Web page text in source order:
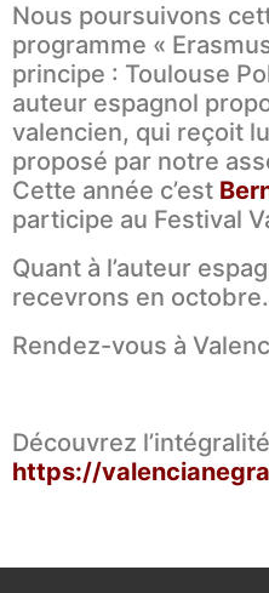
Nous poursuivons
programme «
principe : Toulouse
auteur espagnol
valencien, qui reçoit
proposé par notre
Cette année c’est
participe au Festival
Quant à l’auteur
recevrons en
Rendez-vous à
Découvrez
https://